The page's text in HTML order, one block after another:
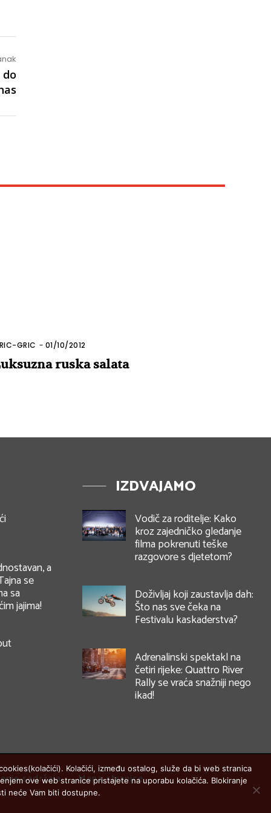
do
GRIC - 01/10/2012
ruska salata
a
se
sa
jajima!
IZDVAJAMO
Vodič za roditelje: Kako
kroz zajedničko gledanje
filma pokrenuti teške
razgovore s djetetom?
Doživljaj koji zaustavlja dah:
Što nas sve čeka na
Festivalu kaskaderstva?
Adrenalinski spektakl na
četiri rijeke: Quattro River
Rally se vraća snažniji nego
ikad!
sadržaja Mapa stranice
Kolačići, između ostalog, služe da bi web stranica
ove web stranice pristajete na uporabu kolačića. Blokiranje
neće Vam biti dostupne.